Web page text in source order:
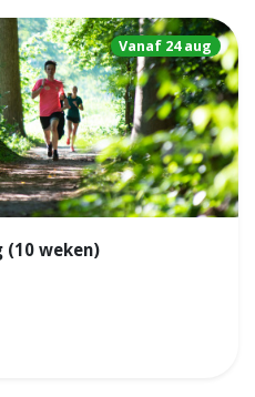
Vanaf 24 aug
(10 weken)
(10 weken)